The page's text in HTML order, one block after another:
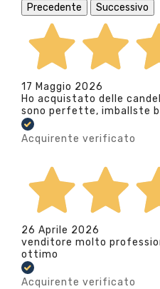
Precedente
Successivo
17 Maggio 2026
Ho acquistato delle
sono perfette, imballste
Acquirente verificato
26 Aprile 2026
venditore molto
ottimo
Acquirente verificato